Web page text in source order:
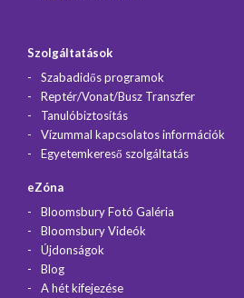
Szolgáltatások
Szabadidős programok
Reptér/Vonat/Busz Transzfer
Tanulóbiztosítás
Vízummal kapcsolatos információk
Egyetemkereső szolgáltatás
eZóna
Bloomsbury Fotó Galéria
Bloomsbury Videók
Újdonságok
Blog
A hét kifejezése